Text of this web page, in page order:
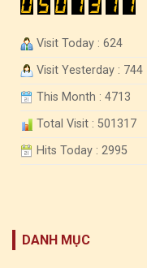
Visit Today : 624
Visit Yesterday : 744
This Month : 4713
Total Visit : 501317
Hits Today : 2995
DANH MỤC